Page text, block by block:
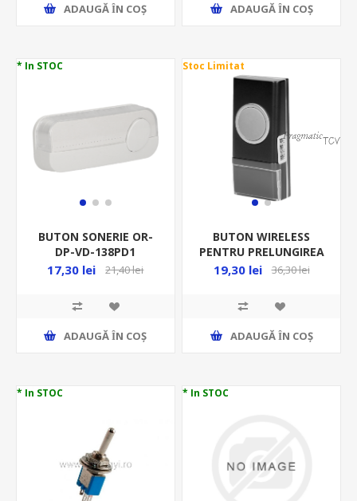
ADAUGĂ ȊN COŞ ADAUGĂ ȊN COŞ
* In STOC
BUTON SONERIE OR-
DP-VD-138PD1
17,30 lei 21,40 lei
ADAUGĂ ȊN COŞ
Stoc Limitat
BUTON WIRELESS
PENTRU PRELUNGIREA
SONERIEI OR-DB-YK-118
19,30 lei 36,30 lei
ADAUGĂ ȊN COŞ
* In STOC * In STOC